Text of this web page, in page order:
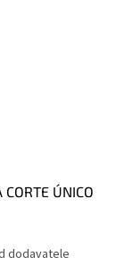
CORTE ÚNICO
dodavatele